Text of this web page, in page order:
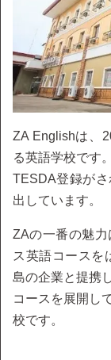
ZA Englishは、
る英語学校です
TESDA登録が
出しています。
ZAの一番の魅
ス英語コースを
島の企業と提携
コースを展開し
校です。